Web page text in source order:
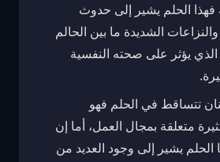
فهذا الحلم يشير إلى حدوث
الشديدة ما بين الحالم
الذي يؤثر على صحته النفسية
تتساقط في الحلم فهو
متعلقة بمجال العمل، أما إن
الحلم يشير إلى وجود العديد من